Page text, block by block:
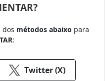
dos métodos abaixo para
:
Twitter (X)